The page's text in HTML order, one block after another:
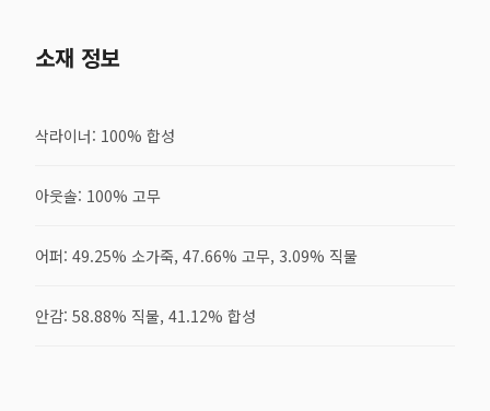
소재 정보
삭라이너: 100% 합성
아웃솔: 100% 고무
어퍼: 49.25% 소가죽, 47.66% 고무, 3.09% 직물
안감: 58.88% 직물, 41.12% 합성